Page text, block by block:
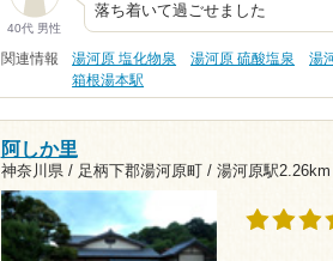
40代 男性
落ち着いて過ごせました
関連情報 湯河原 塩化物泉 湯河原 硫酸塩泉 湯
箱根湯本駅
阿しか里
神奈川県 / 足柄下郡湯河原町 / 湯河原駅2.26km